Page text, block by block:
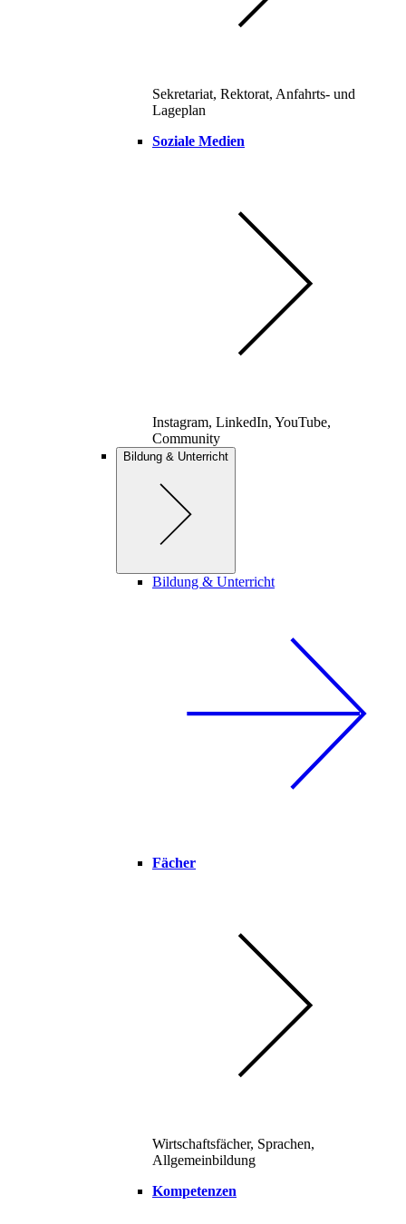
Sekretariat, Rektorat, Anfahrts- und
Lageplan
Soziale Medien
Instagram, LinkedIn, YouTube,
Community
Bildung & Unterricht
Bildung & Unterricht
Fächer
Wirtschaftsfächer, Sprachen,
Allgemeinbildung
Kompetenzen